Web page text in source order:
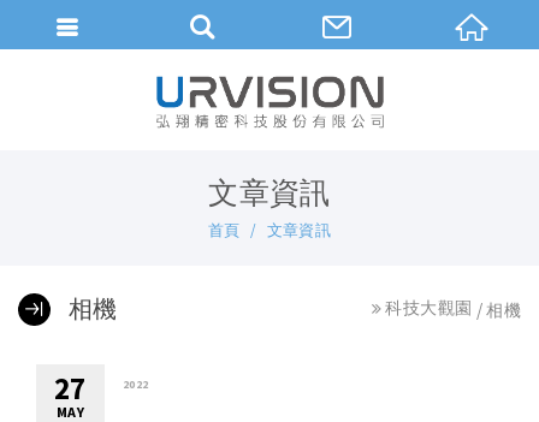
文章資訊
首頁 文章資訊
科技大觀園 相機
相機
2022
27
MAY
繁體中文